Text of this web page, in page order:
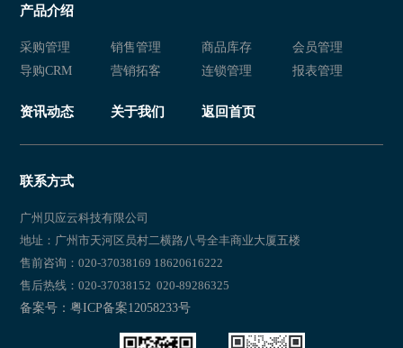
服装行业进销存 服装进销存软件 服装行业管理软件
服装店铺进销存管理软件 服装店进销存软件 服装门店进销存系统
服装销售进销存软件哪个好 服装店收银软件哪个好 服装销售管理系
服装行业软件 服装进销存系统 服装erp软件
服装行业进销存软件 服装进销存软件 进销存服装版服装ERP软件 服装店进销存软件
产品介绍
采购管理 销售管理 商品库存
会员管理
导购CRM
营销拓客 连锁管理 报表管理
资讯动态 关于我们 返回首页
联系方式
广州贝应云科技有限公司
地址：广州市天河区员村二横路八号全丰商业大厦五楼
售前咨询：020-37038169 18620616222
售后热线：020-37038152 020-89286325
备案号：粤ICP备案12058233号